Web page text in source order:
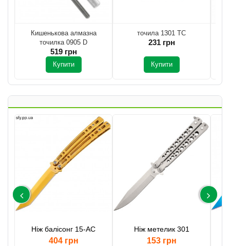
Кишенькова алмазна
точилка 0905 D
519 грн
Купити
точила 1301 TC
231 грн
Купити
Ніж балісонг 15-AC
404 грн
Ніж метелик 301
153 грн